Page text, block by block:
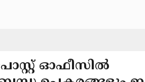
ഓഫീസില്‍